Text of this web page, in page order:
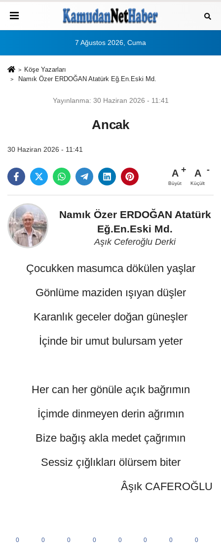
7 Ağustos 2026, Cuma
Köşe Yazarları
Namık Özer ERDOĞAN Atatürk Eğ.En.Eski Md.
Yayınlanma: 30 Haziran 2026 - 11:41
Ancak
30 Haziran 2026 - 11:41
A
Büyüt
A
Küçült
Namık Özer ERDOĞAN Atatürk
Eğ.En.Eski Md.
Aşık Ceferoğlu Derki
Çocukken masumca dökülen yaşlar
Gönlüme maziden ışıyan düşler
Karanlık geceler doğan güneşler
İçinde bir umut bulursam yeter
Her can her gönüle açık bağrımın
İçimde dinmeyen derin ağrımın
Bize bağış akla medet çağrımın
Sessiz çığlıkları ölürsem biter
Âşık CAFEROĞLU